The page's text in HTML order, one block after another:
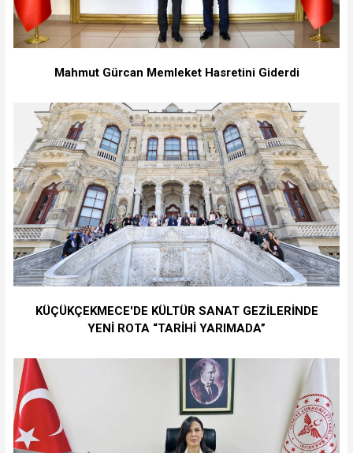
Mahmut Gürcan Memleket Hasretini Giderdi
KÜÇÜKÇEKMECE'DE KÜLTÜR SANAT GEZİLERİNDE
YENİ ROTA “TARİHİ YARIMADA”